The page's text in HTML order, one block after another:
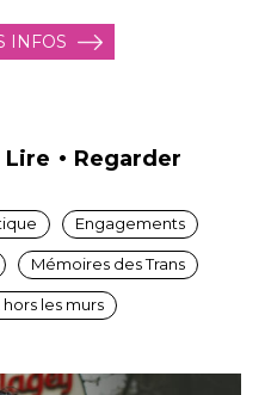
INFOS
Lire Regarder
Engagements
Mémoires des Trans
les murs